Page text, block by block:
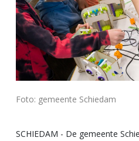
Foto: gemeente Schiedam
SCHIEDAM - De gemeente